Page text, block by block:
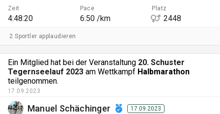
Zeit
4:48:20
Pace
6:50 /km
Platz
2448
2 Sportler applaudieren
Ein Mitglied hat bei der Veranstaltung 20. Schuster
Tegernseelauf 2023 am Wettkampf Halbmarathon
teilgenommen.
17.09.2023
Manuel Schächinger 17.09.2023